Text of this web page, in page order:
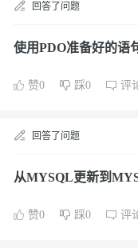
回答了问题
使用PDO准备好的语
赞0 踩0 评
回答了问题
从MYSQL更新到
赞0 踩0 评